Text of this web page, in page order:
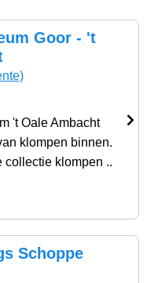
Goor - 't
't Oale Ambacht
klompen binnen.
collectie klompen ..
Schoppe